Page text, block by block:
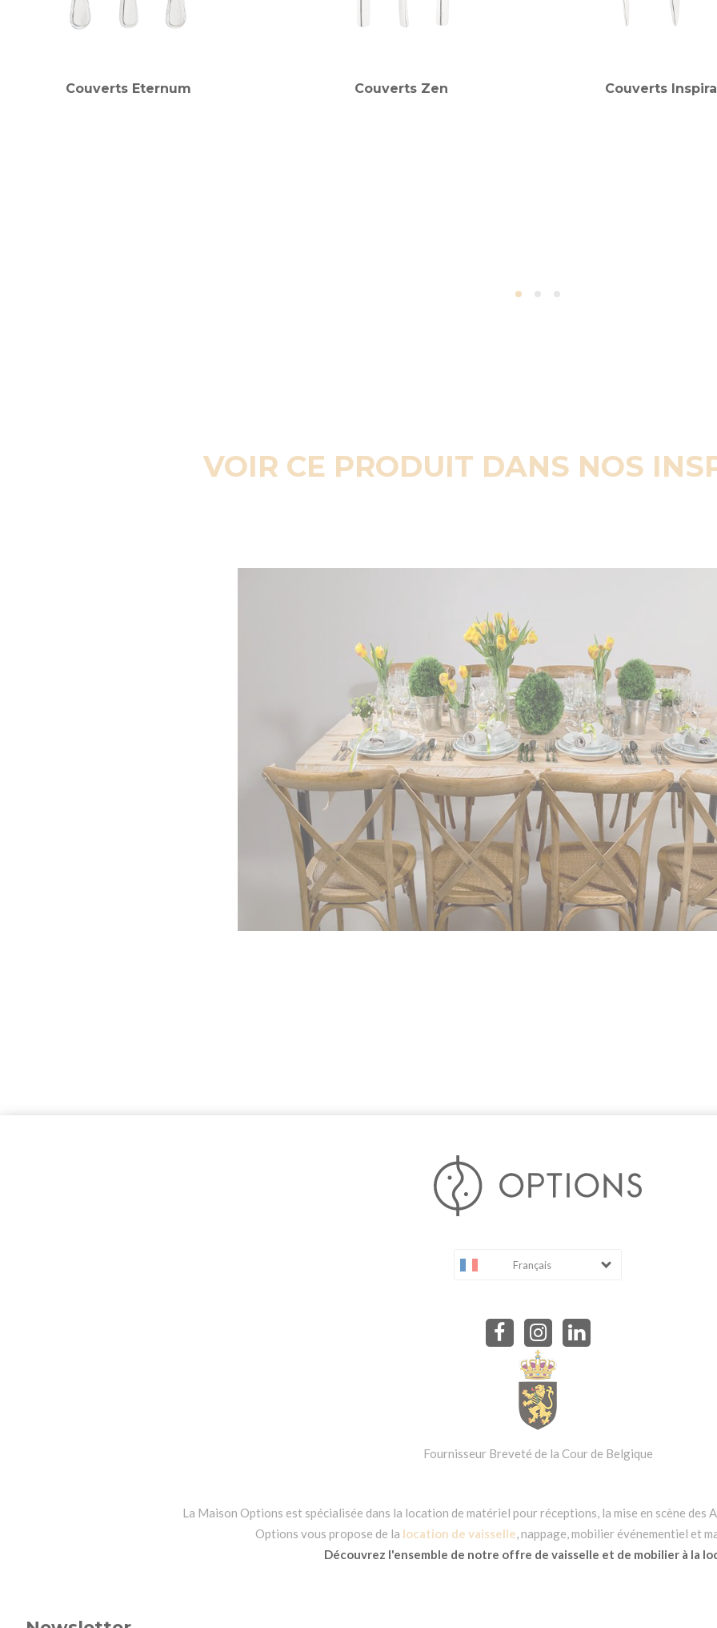
Couverts Eternum Couverts Zen Couverts
VOIR CE PRODUIT DANS NOS
Français
Fournisseur Breveté de la Cour de Belgique
La Maison Options est spécialisée dans la location de matériel pour réceptions, la mise en scène des
Options vous propose de la location de vaisselle, nappage, mobilier événementiel et
Découvrez l'ensemble de notre offre de vaisselle et de mobilier à la